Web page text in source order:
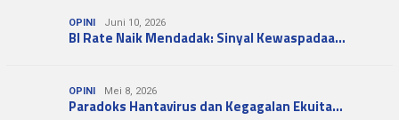
OPINI Juni 10, 2026
BI Rate Naik Mendadak: Sinyal Kewaspadaa…
OPINI Mei 8, 2026
Paradoks Hantavirus dan Kegagalan Ekuita…